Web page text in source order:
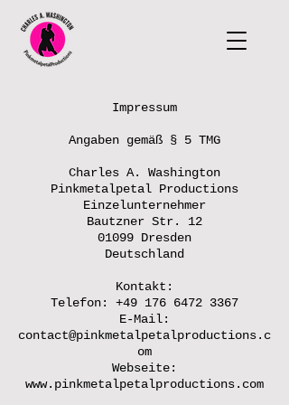
Impressum
Angaben gemäß § 5 TMG
Charles A. Washington
Pinkmetalpetal Productions
Einzelunternehmer
Bautzner Str. 12
01099 Dresden
Deutschland
Kontakt:
Telefon: +49 176 6472 3367
E-Mail:
contact@pinkmetalpetalproductions.c
om
Webseite:
www.pinkmetalpetalproductions.com